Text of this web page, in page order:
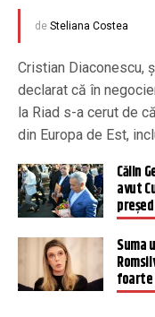
de Steliana Costea
Cristian Diaconescu,
declarat că în
la Riad s-a cerut de
din Europa de Est,
Călin
avut
Suma
foarte